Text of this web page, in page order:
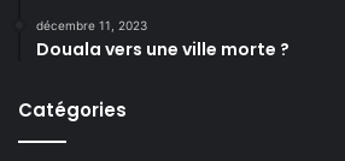
décembre 11, 2023
Douala vers une ville morte ?
Catégories